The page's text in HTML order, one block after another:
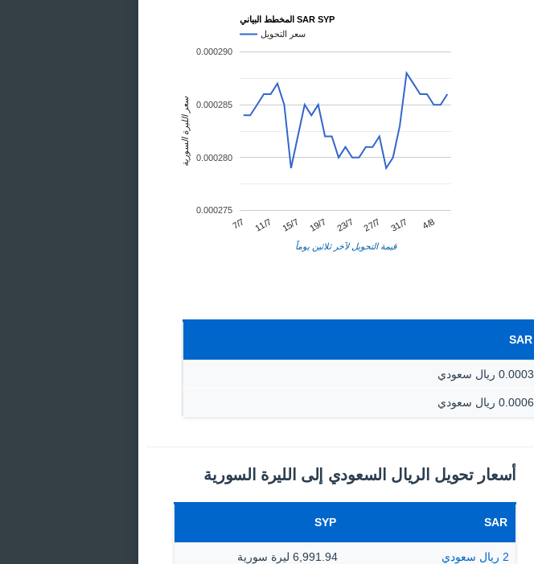
المخطط البياني SAR SYP
سعر التحويل
7/7 11/7 15/7 19/7 23/7 27/7 31/7 4/8
0.000275
0.000280
0.000285
0.000290
قيمة التحويل لآخر ثلاثين يوماً
سعر الليرة السورية
SAR
0.0003 ريال سعودي
0.0006 ريال سعودي
أسعار تحويل الريال السعودي إلى الليرة السورية
SAR
SYP
2 ريال سعودي 6,991.94 ليرة سورية